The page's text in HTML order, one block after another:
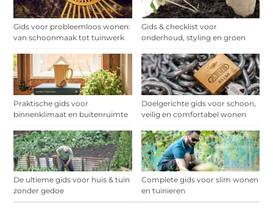
Gids voor probleemloos wonen:
van schoonmaak tot tuinwerk
Gids & checklist voor
onderhoud, styling en groen
Praktische gids voor
binnenklimaat en buitenruimte
Doelgerichte gids voor schoon,
veilig en comfortabel wonen
De ultieme gids voor huis & tuin
zonder gedoe
Complete gids voor slim wonen
en tuinieren